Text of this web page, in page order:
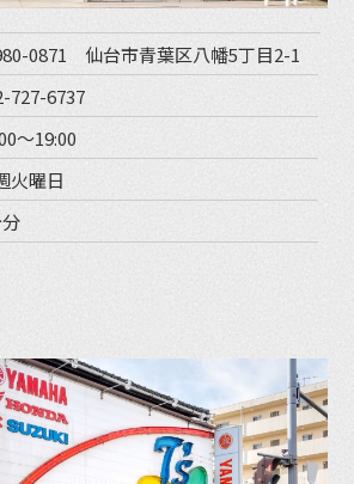
0871 仙台市青葉区八幡5丁目2-1
727-6737
〜19:00
火曜日